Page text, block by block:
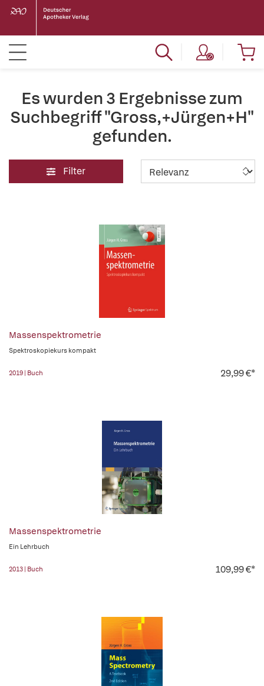
Es wurden 3 Ergebnisse zum
Suchbegriff "Gross,+Jürgen+H"
gefunden.
Filter
Massenspektrometrie
Spektroskopiekurs kompakt
2019 | Buch 29,99 €*
Massenspektrometrie
Ein Lehrbuch
2013 | Buch 109,99 €*